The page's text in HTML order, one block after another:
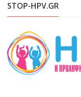
STOP-HPV.GR